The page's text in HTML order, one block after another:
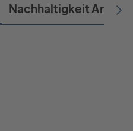
Nachhaltigkeit Artikel